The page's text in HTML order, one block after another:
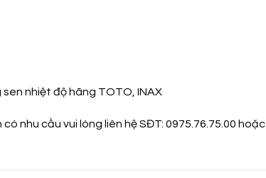
nhiệt độ hãng TOTO, INAX
nhu cầu vui lòng liên hệ SĐT: 0975.76.75.00 hoặc